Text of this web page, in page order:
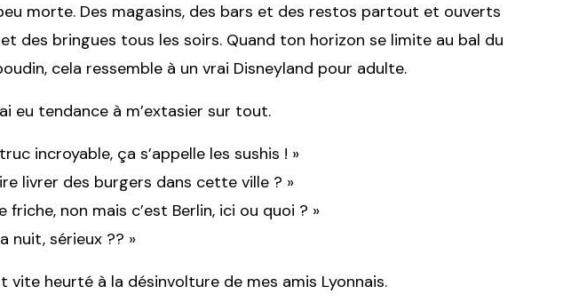
morte. Des magasins, des bars et des restos partout et ouverts
des bringues tous les soirs. Quand ton horizon se limite au bal du
cela ressemble à un vrai Disneyland pour adulte.
eu tendance à m’extasier sur tout.
incroyable, ça s’appelle les sushis ! »
livrer des burgers dans cette ville ? »
friche, non mais c’est Berlin, ici ou quoi ? »
nuit, sérieux ?? »
vite heurté à la désinvolture de mes amis Lyonnais.